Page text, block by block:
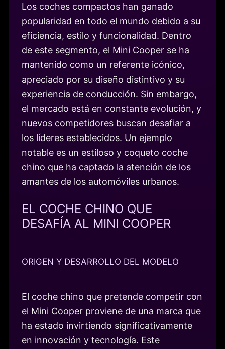
Los coches compactos han ganado
popularidad en todo el mundo debido a su
eficiencia, estilo y funcionalidad. Dentro
de este segmento, el Mini Cooper se ha
mantenido como un referente icónico,
apreciado por su diseño distintivo y su
experiencia de conducción. Sin embargo,
el mercado está en constante evolución, y
nuevos competidores buscan desafiar a
los líderes establecidos. Un ejemplo
notable es un estiloso y coqueto coche
chino que ha captado la atención de los
amantes de los automóviles urbanos.
EL COCHE CHINO QUE
DESAFÍA AL MINI COOPER
ORIGEN Y DESARROLLO DEL MODELO
El coche chino que pretende competir con
el Mini Cooper proviene de una marca que
ha estado invirtiendo significativamente
en innovación y tecnología. Este